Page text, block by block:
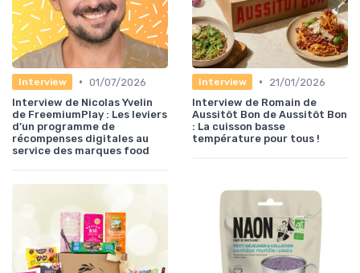
Interview • 01/07/2026
Interview de Nicolas Yvelin
de FreemiumPlay : Les leviers
d’un programme de
récompenses digitales au
service des marques food
Interview •
21/01/2026
Interview de Romain de
Aussitôt Bon de Aussitôt Bon
: La cuisson basse
température pour tous !